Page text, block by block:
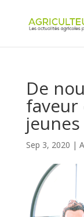
De
faveur
jeunes
Sep 3, 2020 |